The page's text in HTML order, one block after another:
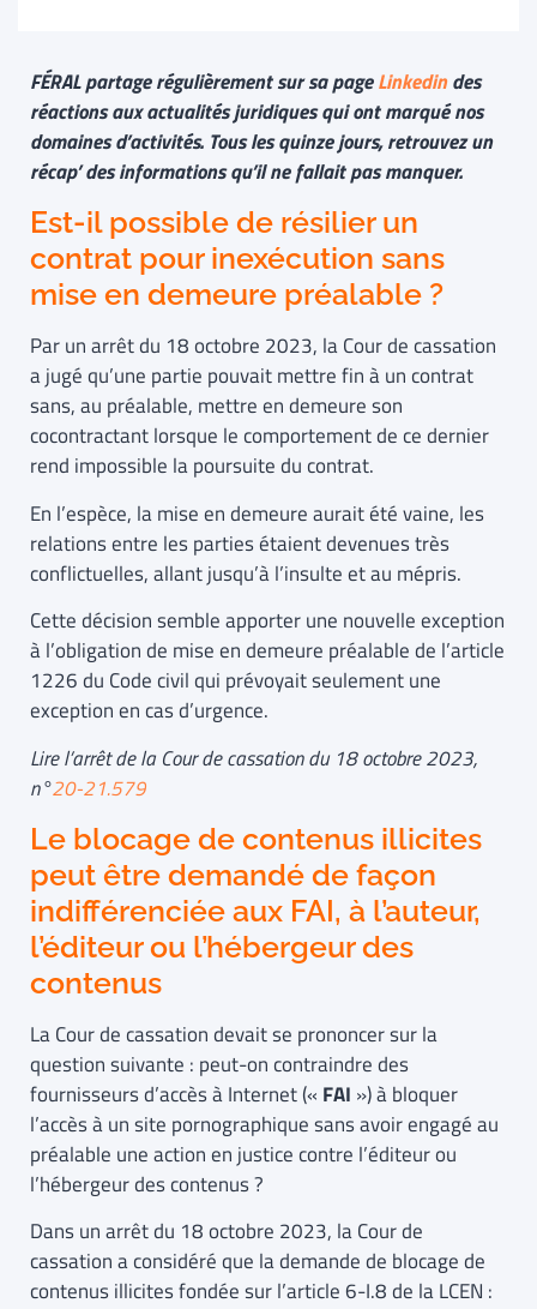
FÉRAL partage régulièrement sur sa pageLinkedindes
réactions aux actualités juridiques qui ont marqué nos
domaines d’activités. Tous les quinze jours, retrouvez un
récap’ des informations qu’il ne fallait pas manquer.
Est-il possible de résilier un
contrat pour inexécution sans
mise en demeure préalable ?
Par un arrêt du 18 octobre 2023, la Cour de cassation
a jugé qu’une partie pouvait mettre fin à un contrat
sans, au préalable, mettre en demeure son
cocontractant lorsque le comportement de ce dernier
rend impossible la poursuite du contrat.
En l’espèce, la mise en demeure aurait été vaine, les
relations entre les parties étaient devenues très
conflictuelles, allant jusqu’à l’insulte et au mépris.
Cette décision semble apporter une nouvelle exception
à l’obligation de mise en demeure préalable de l’article
1226 du Code civil qui prévoyait seulement une
exception en cas d’urgence.
Lire l’arrêt de la Cour de cassation du 18 octobre 2023,
n°20-21.579
Le blocage de contenus illicites
peut être demandé de façon
indifférenciée aux FAI, à l’auteur,
l’éditeur ou l’hébergeur des
contenus
La Cour de cassation devait se prononcer sur la
question suivante : peut-on contraindre des
fournisseurs d’accès à Internet (« FAI ») à bloquer
l’accès à un site pornographique sans avoir engagé au
préalable une action en justice contre l’éditeur ou
l’hébergeur des contenus ?
Dans un arrêt du 18 octobre 2023, la Cour de
cassation a considéré que la demande de blocage de
contenus illicites fondée sur l’article 6-I.8 de la LCEN :